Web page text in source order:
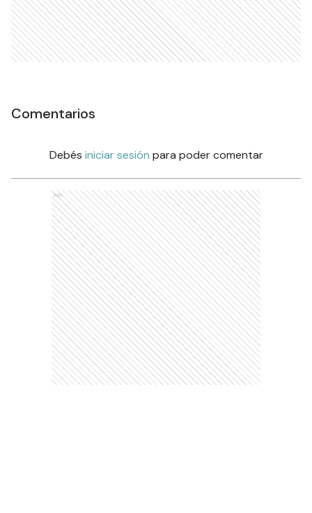
Comentarios
Debés iniciar sesión para poder comentar
Ads